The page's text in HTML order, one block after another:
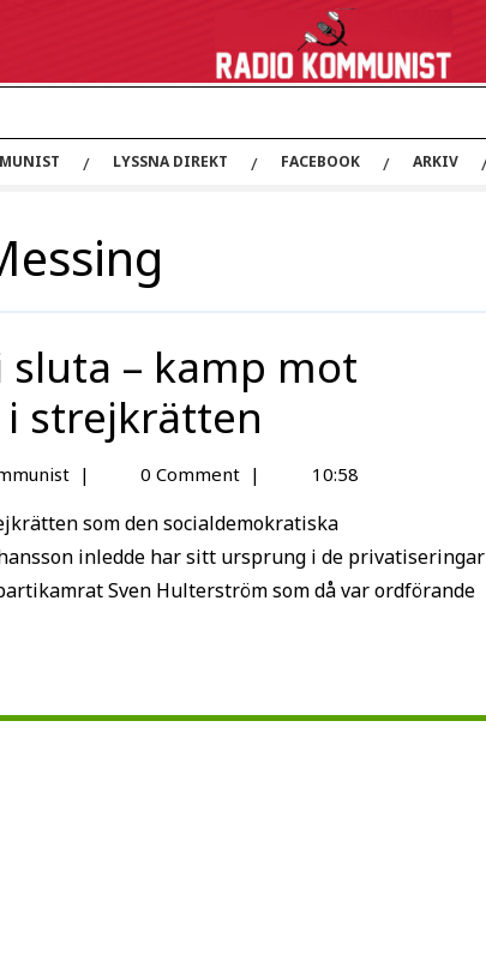
LYSSNA DIREKT FACEBOOK ARKIV
– kamp mot
strejkrätten
| 0 Comment | 10:58
inledde har sitt ursprung i de privatiseringar
Sven Hulterström som då var ordförande